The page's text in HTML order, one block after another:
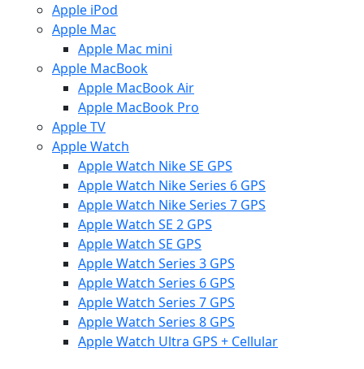
Apple iPod
Apple Mac
Apple Mac mini
Apple MacBook
Apple MacBook Air
Apple MacBook Pro
Apple TV
Apple Watch
Apple Watch Nike SE GPS
Apple Watch Nike Series 6 GPS
Apple Watch Nike Series 7 GPS
Apple Watch SE 2 GPS
Apple Watch SE GPS
Apple Watch Series 3 GPS
Apple Watch Series 6 GPS
Apple Watch Series 7 GPS
Apple Watch Series 8 GPS
Apple Watch Ultra GPS + Cellular